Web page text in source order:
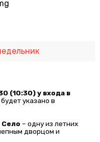
(10:30) у входа в
указано в
Село – одну из летних
дворцом и